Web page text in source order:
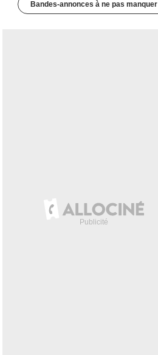
Bandes-annonces à ne pas manquer